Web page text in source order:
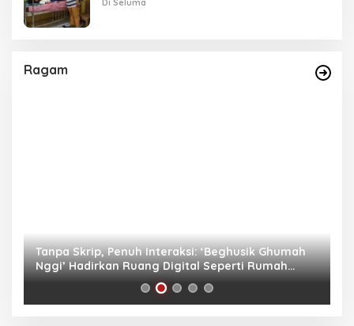
Di Seluma
Ragam
Tanpa Skrip, Penuh Interaksi: ‘Beghusik Ghumah
Nggi’ Hadirkan Ruang Digital Seperti Rumah
Sendiri